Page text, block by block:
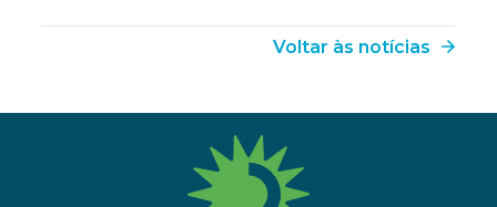
Voltar às notícias